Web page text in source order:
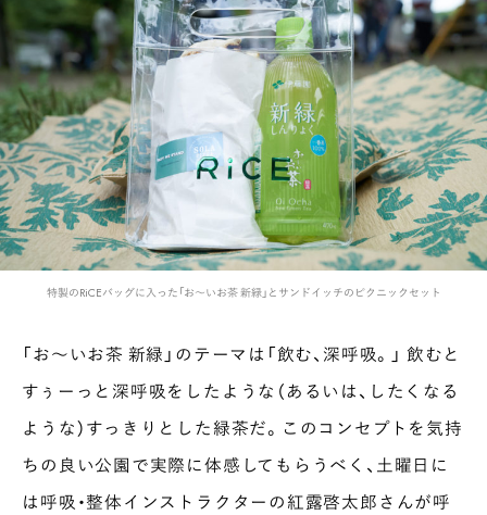
INTERVIEW
Ocha SURU? Lab.
PAUSE & INSPIRE
ファーストプレイスで、お茶を
COLUMN
特製のRiCEバッグに入った「お〜いお茶 新緑」とサンドイッチのピクニックセット
「お〜いお茶 新緑」のテーマは「飲む、深呼吸。」 飲むと
すぅーっと深呼吸をしたような（あるいは、したくなる
ような）すっきりとした緑茶だ。このコンセプトを気持
ちの良い公園で実際に体感してもらうべく、土曜日に
は呼吸・整体インストラクターの紅露啓太郎さんが呼